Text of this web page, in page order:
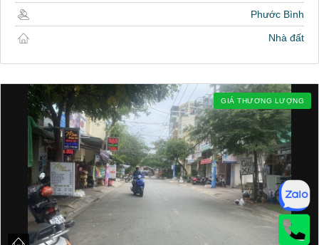
Phước Bình
Nhà đất
GIÁ THƯƠNG LƯỢNG